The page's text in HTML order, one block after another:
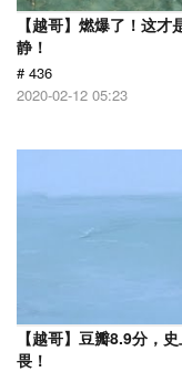
【越哥】燃爆了！这
静！
# 436
2020-02-12 05:23
【越哥】豆瓣8.9分，
畏！